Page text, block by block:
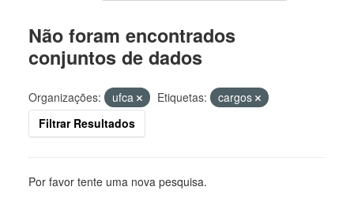
Não foram encontrados
conjuntos de dados
Organizações: ufca Etiquetas:
cargos
Filtrar Resultados
Por favor tente uma nova pesquisa.